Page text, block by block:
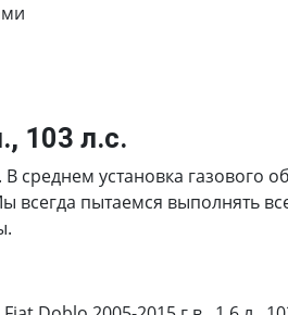
103 л.с.
среднем установка газового
всегда пытаемся выполнять